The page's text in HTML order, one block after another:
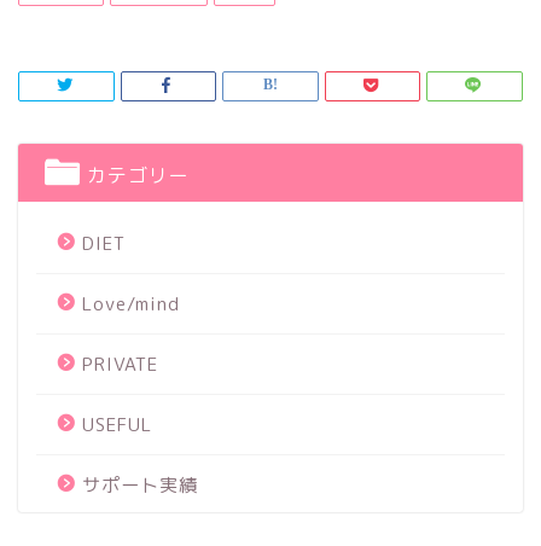
カテゴリー
DIET
Love/mind
PRIVATE
USEFUL
サポート実績